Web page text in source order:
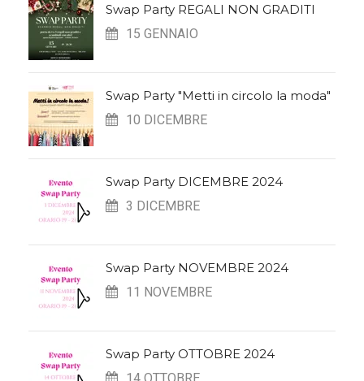
Swap Party REGALI NON GRADITI
15 GENNAIO
Swap Party "Metti in circolo la moda"
10 DICEMBRE
Swap Party DICEMBRE 2024
3 DICEMBRE
Swap Party NOVEMBRE 2024
11 NOVEMBRE
Swap Party OTTOBRE 2024